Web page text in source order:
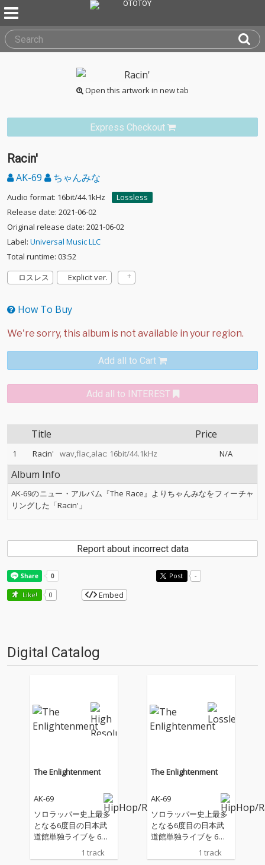
Open this artwork in new tab
Express Checkout
Racin'
AK-69 ちゃんみな
Audio format: 16bit/44.1kHz
Lossless
Release date: 2021-06-02
Original release date: 2021-06-02
Label: Universal Music LLC
Total runtime: 03:52
ロスレス
Explicit ver.
How To Buy
Add all to Cart
Add all to INTEREST
Title Price
1 Racin' wav,flac,alac: 16bit/44.1kHz N/A
Album Info
AK-69のニュー・アルバム『The Race』よりちゃんみなをフィーチャ
リングした「Racin'」
Report about incorrect data
Post -
Like! 0 Embed
Digital Catalog
The Enlightenment
AK-69
ソロラッパー史上最多
となる6度目の日本武
道館単独ライブを 6月9
日に控えるAK-69が放
つデジタルシングル。
1 track
The Enlightenment
AK-69
ソロラッパー史上最多
となる6度目の日本武
道館単独ライブを 6月9
日に控えるAK-69が放
つデジタルシングル。
1 track